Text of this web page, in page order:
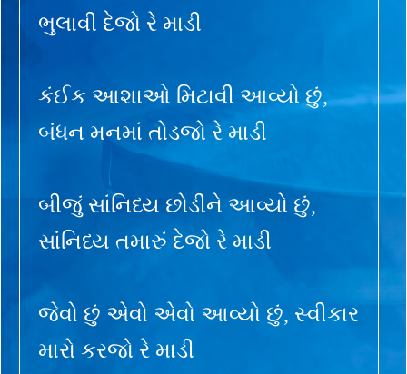
ભુલાવી દેજો રે માડી
કંઈક આશાઓ મિટાવી આવ્યો છું,
બંધન મનમાં તોડજો રે માડી
બીજું સાંનિધ્ય છોડીને આવ્યો છું,
સાંનિધ્ય તમારું દેજો રે માડી
જેવો છું એવો એવો આવ્યો છું, સ્વીકાર
મારો કરજો રે માડી